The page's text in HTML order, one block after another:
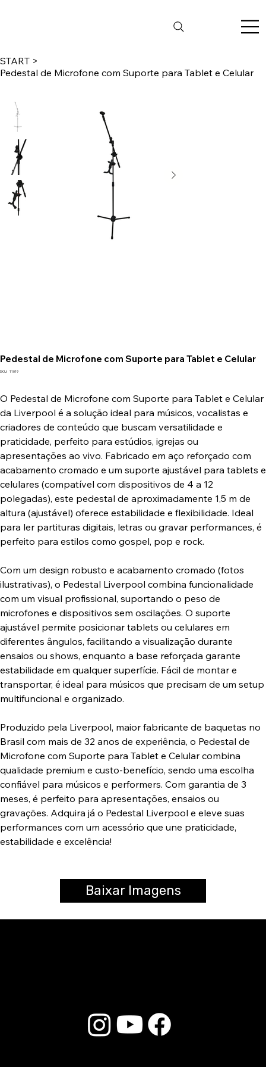
START >
Pedestal de Microfone com Suporte para Tablet e Celular
Pedestal de Microfone com Suporte para Tablet e Celular
SKU: SKU
11019
O Pedestal de Microfone com Suporte para Tablet e Celular
da Liverpool é a solução ideal para músicos, vocalistas e
criadores de conteúdo que buscam versatilidade e
praticidade, perfeito para estúdios, igrejas ou
apresentações ao vivo. Fabricado em aço reforçado com
acabamento cromado e um suporte ajustável para tablets e
celulares (compatível com dispositivos de 4 a 12
polegadas), este pedestal de aproximadamente 1,5 m de
altura (ajustável) oferece estabilidade e flexibilidade. Ideal
para ler partituras digitais, letras ou gravar performances, é
perfeito para estilos como gospel, pop e rock.
Com um design robusto e acabamento cromado (fotos
ilustrativas), o Pedestal Liverpool combina funcionalidade
com um visual profissional, suportando o peso de
microfones e dispositivos sem oscilações. O suporte
ajustável permite posicionar tablets ou celulares em
diferentes ângulos, facilitando a visualização durante
ensaios ou shows, enquanto a base reforçada garante
estabilidade em qualquer superfície. Fácil de montar e
transportar, é ideal para músicos que precisam de um setup
multifuncional e organizado.
Produzido pela Liverpool, maior fabricante de baquetas no
Brasil com mais de 32 anos de experiência, o Pedestal de
Microfone com Suporte para Tablet e Celular combina
qualidade premium e custo-benefício, sendo uma escolha
confiável para músicos e performers. Com garantia de 3
meses, é perfeito para apresentações, ensaios ou
gravações. Adquira já o Pedestal Liverpool e eleve suas
performances com um acessório que une praticidade,
estabilidade e excelência!
Baixar Imagens